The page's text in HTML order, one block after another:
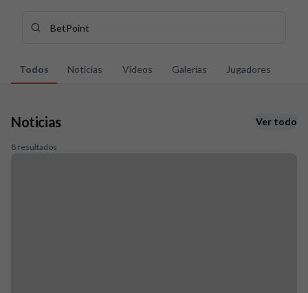
Introduce tu búsqueda, espera unos instantes y te
Todos Noticias Vídeos Galerías Jugadores
Noticias: 8 resultados
Vídeos: 4 resultados
Noticias Ver todo
8 resultados